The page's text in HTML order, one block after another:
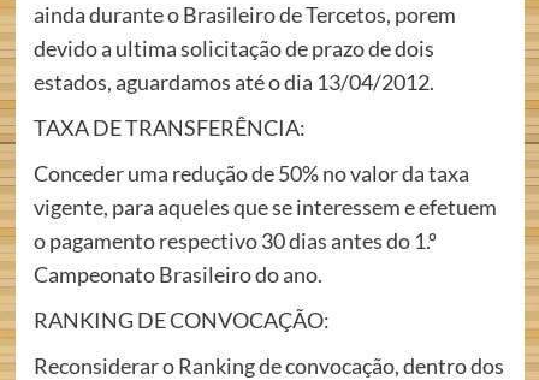
ainda durante o Brasileiro de Tercetos, porem
devido a ultima solicitação de prazo de dois
estados, aguardamos até o dia 13/04/2012.
TAXA DE TRANSFERÊNCIA:
Conceder uma redução de 50% no valor da taxa
vigente, para aqueles que se interessem e efetuem
o pagamento respectivo 30 dias antes do 1.º
Campeonato Brasileiro do ano.
RANKING DE CONVOCAÇÃO:
Reconsiderar o Ranking de convocação, dentro dos